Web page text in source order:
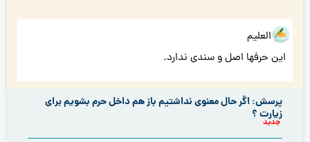
هو العلیم
این حرفها اصل و سندی ندارد.
پرسش: اگر حال معنوی نداشتیم باز هم داخل حرم بشویم برای
زیارت ؟
جدید